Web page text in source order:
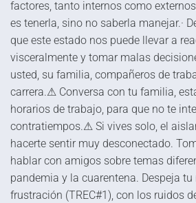
factores, tanto internos como
es tenerla, sino no saberla manejar.·
que este estado nos puede llevar a
visceralmente y tomar malas
usted, su familia, compañeros de
carrera.⚠ Conversa con tu familia,
horarios de trabajo, para que no te
contratiempos.⚠ Si vives solo, el
hacerte sentir muy desconectado.
hablar con amigos sobre temas
pandemia y la cuarentena. Despeja
frustración (TREC#1), con los ruidos